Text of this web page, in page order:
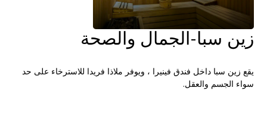
زين سبا-الجمال والصحة
يقع زين سبا داخل فندق فينيرا ، ويوفر ملاذا فريدا للاسترخاء على حد
سواء الجسم والعقل.